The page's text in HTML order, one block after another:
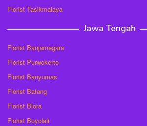
Florist Tasikmalaya
Jawa Tengah
Florist Banjarnegara
Florist Purwokerto
Florist Banyumas
Florist Batang
Florist Blora
Florist Boyolali